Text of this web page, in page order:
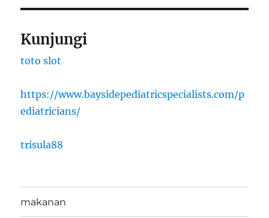
Kunjungi
toto slot
https://www.baysidepediatricspecialists.com/p
ediatricians/
trisula88
makanan